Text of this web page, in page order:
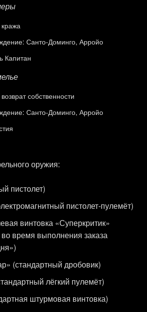
Санто-Доминго, Арройо
Капитан
собственности
Санто-Доминго, Арройо
оружия:
пистолет)
пистолет-пулемёт)
винтовка «Суперкритик»
время выполнения заказа
(стандартный дробовик)
лёгкий пулемёт)
штурмовая винтовка)